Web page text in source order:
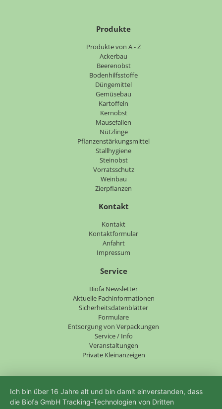
Produkte
Produkte von A - Z
Ackerbau
Beerenobst
Bodenhilfsstoffe
Düngemittel
Gemüsebau
Kartoffeln
Kernobst
Mausefallen
Nützlinge
Pflanzenstärkungsmittel
Stallhygiene
Steinobst
Vorratsschutz
Weinbau
Zierpflanzen
Kontakt
Kontakt
Kontaktformular
Anfahrt
Impressum
Service
Biofa Newsletter
Aktuelle Fachinformationen
Sicherheitsdatenblätter
Formulare
Entsorgung von Verpackungen
Service / Info
Veranstaltungen
Private Kleinanzeigen
Ich bin über 16 Jahre alt und bin damit einverstanden, dass
die Biofa GmbH Tracking-Technologien von Dritten